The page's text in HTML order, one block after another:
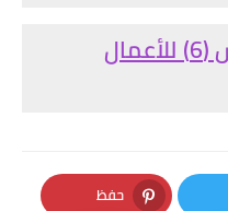
محمد السادس (6) للأعمال
حفظ